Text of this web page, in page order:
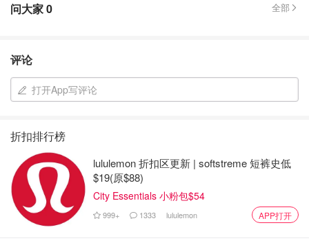
问大家0 全部
评论
打开App写评论
折扣排行榜
lululemon 折扣区更新 | softstreme 短裤史低
$19(原$88)
City Essentials 小粉包$54
999+ 1333 lululemon APP打开